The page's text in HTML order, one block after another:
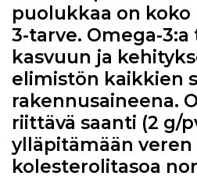
puolukkaa on koko
3-tarve. Omega-
kasvuun ja
elimistön kaikkien
rakennusaineena.
riittävä saanti (2 g/
ylläpitämään veren
kolesterolitasoa